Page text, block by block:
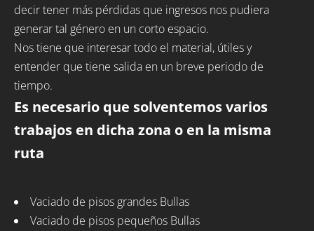
decir tener más pérdidas que ingresos nos pudiera
generar tal género en un corto espacio.
Nos tiene que interesar todo el material, útiles y
entender que tiene salida en un breve periodo de
tiempo.
Es necesario que solventemos varios
trabajos en dicha zona o en la misma
ruta
Vaciado de pisos grandes Bullas
Vaciado de pisos pequeños Bullas